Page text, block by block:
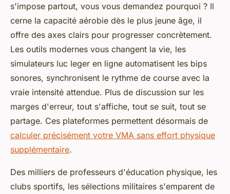
s'impose partout, vous vous demandez pourquoi ? Il
cerne la capacité aérobie dès le plus jeune âge, il
offre des axes clairs pour progresser concrètement.
Les outils modernes vous changent la vie, les
simulateurs luc leger en ligne automatisent les bips
sonores, synchronisent le rythme de course avec la
vraie intensité attendue. Plus de discussion sur les
marges d'erreur, tout s'affiche, tout se suit, tout se
partage. Ces plateformes permettent désormais de
calculer précisément votre VMA sans effort physique
supplémentaire.
Des milliers de professeurs d'éducation physique, les
clubs sportifs, les sélections militaires s'emparent de